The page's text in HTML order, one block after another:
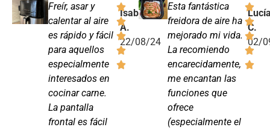
Freír, asar y
calentar al aire
es rápido y fácil
para aquellos
especialmente
interesados en
cocinar carne.
La pantalla
frontal es fácil
Isabel
A.
22/08/24
Esta fantástica
freidora de aire ha
mejorado mi vida.
La recomiendo
encarecidamente,
me encantan las
funciones que
ofrece
(especialmente el
C.
02/